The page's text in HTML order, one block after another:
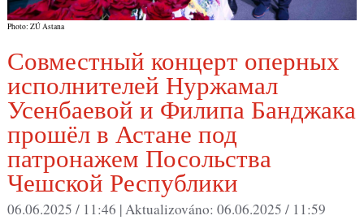
Photo: ZÚ Astana
Совместный концерт оперных
исполнителей Нуржамал
Усенбаевой и Филипа Банджака
прошёл в Астане под
патронажем Посольства
Чешской Республики
06.06.2025 / 11:46 |Aktualizováno: 06.06.2025 / 11:59